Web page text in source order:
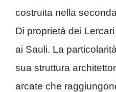
costruita nella
Di proprietà dei
ai Sauli. La
sua struttura
arcate che